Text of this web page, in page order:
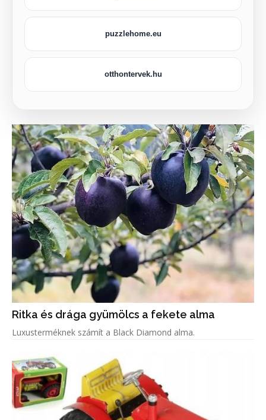
puzzlehome.eu
otthontervek.hu
Ritka és drága gyümölcs a fekete alma
Luxusterméknek számít a Black Diamond alma.